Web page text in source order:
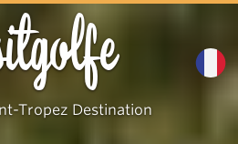
Tropez Destination